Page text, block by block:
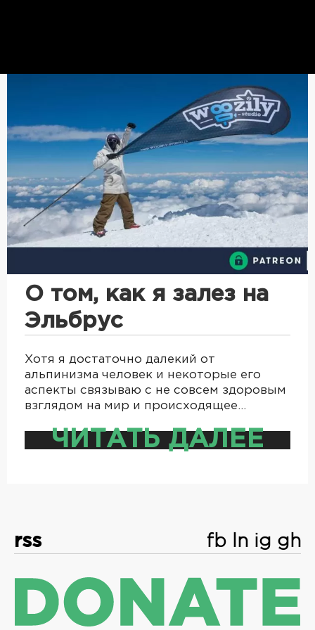
О том, как я залез на
Эльбрус
Хотя я достаточно далекий от
альпинизма человек и некоторые его
аспекты связываю с не совсем здоровым
взглядом на мир и происходящее…
ЧИТАТЬ ДАЛЕЕ
rss fb ln ig gh